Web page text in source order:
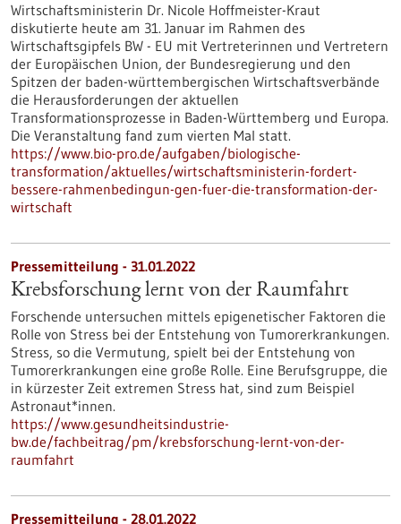
Wirtschaftsministerin Dr. Nicole Hoffmeister-Kraut
diskutierte heute am 31. Januar im Rahmen des
Wirtschaftsgipfels BW - EU mit Vertreterinnen und Vertretern
der Europäischen Union, der Bundesregierung und den
Spitzen der baden-württembergischen Wirtschaftsverbände
die Herausforderungen der aktuellen
Transformationsprozesse in Baden-Württemberg und Europa.
Die Veranstaltung fand zum vierten Mal statt.
https://www.bio-pro.de/aufgaben/biologische-
transformation/aktuelles/wirtschaftsministerin-fordert-
bessere-rahmenbedingun-gen-fuer-die-transformation-der-
wirtschaft
Pressemitteilung - 31.01.2022
Krebsforschung lernt von der Raumfahrt
Forschende untersuchen mittels epigenetischer Faktoren die
Rolle von Stress bei der Entstehung von Tumorerkrankungen.
Stress, so die Vermutung, spielt bei der Entstehung von
Tumorerkrankungen eine große Rolle. Eine Berufsgruppe, die
in kürzester Zeit extremen Stress hat, sind zum Beispiel
Astronaut*innen.
https://www.gesundheitsindustrie-
bw.de/fachbeitrag/pm/krebsforschung-lernt-von-der-
raumfahrt
Pressemitteilung - 28.01.2022